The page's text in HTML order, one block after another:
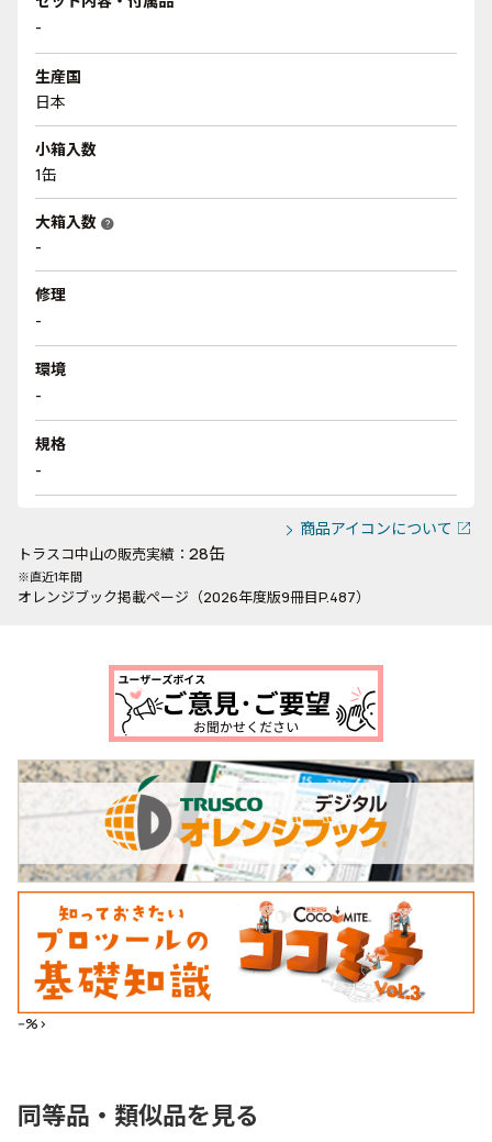
-
生産国
日本
小箱入数
1缶
大箱入数 help
-
修理
-
環境
-
規格
-
商品アイコンについて
トラスコ中山の販売実績： 28缶
※直近1年間
オレンジブック掲載ページ（2026年度版9冊目P.487）
--%>
同等品・類似品を見る